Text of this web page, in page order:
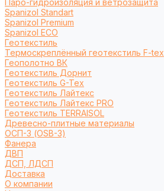
Паро-гидроизоляция и ветрозащита
Spanizol Standart
Spanizol Premium
Spanizol ECO
Геотекстиль
Термоскреплённый геотекстиль F-tex
Геополотно ВК
Геотекстиль Дорнит
Геотекстиль G-Tex
Геотекстиль Лайтекс
Геотекстиль Лайтекс PRO
Геотекстиль TERRAISOL
Древесно-плитные материалы
ОСП-3 (OSB-3)
Фанера
ДВП
ДСП, ЛДСП
Доставка
О компании